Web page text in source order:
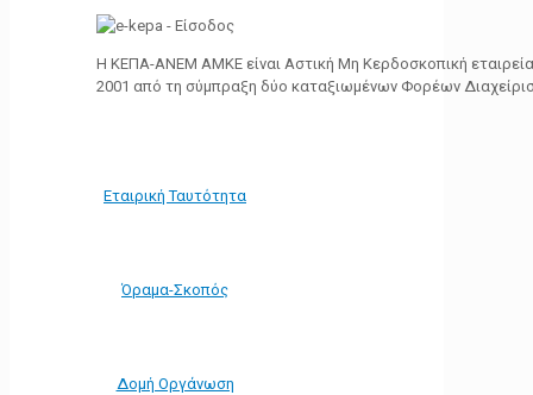
Η ΚΕΠΑ-ΑΝΕΜ ΑΜΚΕ είναι Αστική Μη Κερδοσκοπική
2001 από τη σύμπραξη δύο καταξιωμένων Φορέων
Εταιρική Ταυτότητα
Όραμα-Σκοπός
Δομή Οργάνωση